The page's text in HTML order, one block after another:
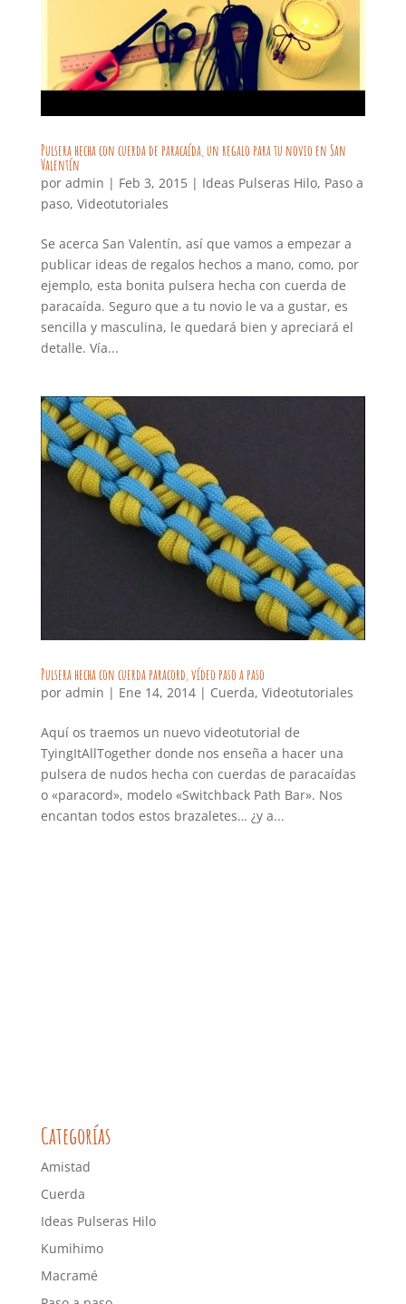
Pulsera hecha con cuerda de paracaída, un regalo para tu novio en San
Valentín
por admin | Feb 3, 2015| Ideas Pulseras Hilo, Paso a
paso, Videotutoriales
Se acerca San Valentín, así que vamos a empezar a
publicar ideas de regalos hechos a mano, como, por
ejemplo, esta bonita pulsera hecha con cuerda de
paracaída. Seguro que a tu novio le va a gustar, es
sencilla y masculina, le quedará bien y apreciará el
detalle. Vía...
Pulsera hecha con cuerda paracord, vídeo paso a paso
por admin | Ene 14, 2014| Cuerda, Videotutoriales
Aquí os traemos un nuevo videotutorial de
TyingItAllTogether donde nos enseña a hacer una
pulsera de nudos hecha con cuerdas de paracaídas
o «paracord», modelo «Switchback Path Bar». Nos
encantan todos estos brazaletes… ¿y a...
Categorías
Amistad
Cuerda
Ideas Pulseras Hilo
Kumihimo
Macramé